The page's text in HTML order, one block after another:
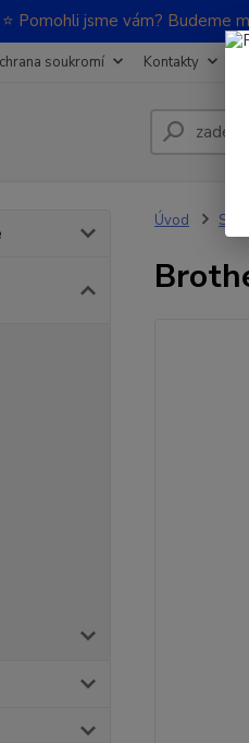
⭐ Pomohli jsme vám? Budeme
soukromí Kontakty
Úvod